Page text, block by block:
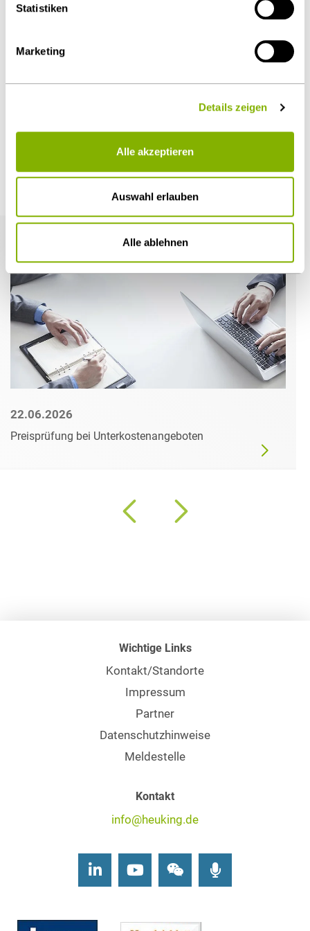
Statistiken
Marketing
Details zeigen
Alle akzeptieren
Auswahl erlauben
Alle ablehnen
Weitere Artikel
22.06.2026
Preisprüfung bei Unterkostenangeboten
Wichtige Links
Kontakt/Standorte
Impressum
Partner
Datenschutzhinweise
Meldestelle
Kontakt
info@heuking.de
LinkedInYoutubeWechat